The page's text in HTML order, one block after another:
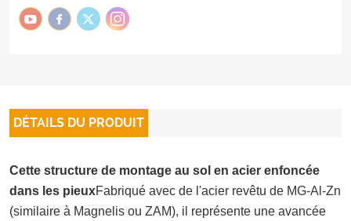
DÉTAILS DU PRODUIT
Cette structure de montage au sol en acier enfoncée
dans les pieuxFabriqué avec de l'acier revêtu de MG-Al-Zn
(similaire à Magnelis ou ZAM), il représente une avancée